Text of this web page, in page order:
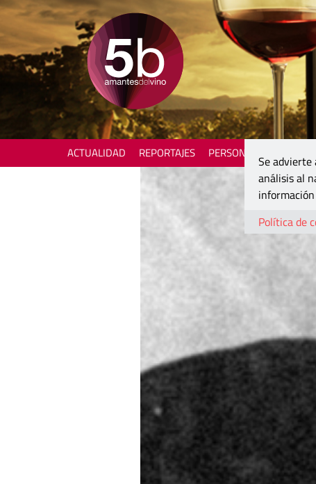
ACTUALIDAD REPORTAJES PERSONAJES
Se advierte
análisis al
Política de